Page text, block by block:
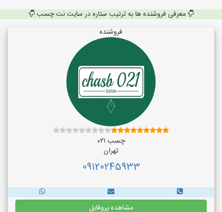
معرفی فروشنده ها به ترتیب ستاره در سایت نت چسب
فروشنده
چسب ۰۲۱
تهران
09120245933
مشاهده پروفایل